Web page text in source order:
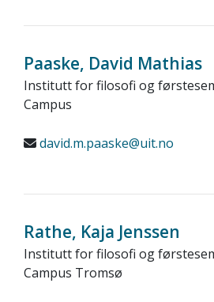
Paaske, David Mathias
Institutt for filosofi og
Campus
david.m.paaske@uit.no
Rathe, Kaja Jenssen
Institutt for filosofi og
Campus Tromsø